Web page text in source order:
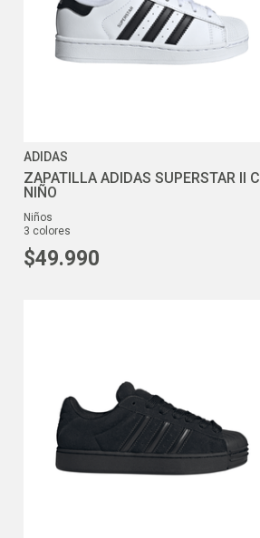
ADIDAS
ZAPATILLA ADIDAS SUPERSTAR II C
NIÑO
niños
3 colores
$49.990